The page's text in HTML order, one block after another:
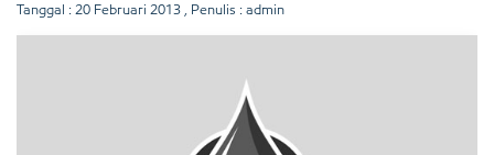
Tanggal : 20 Februari 2013 , Penulis : admin